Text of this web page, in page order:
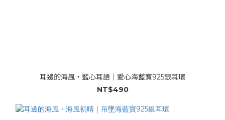
耳邊的海風・藍心耳語｜愛心海藍寶925銀耳環
NT$490